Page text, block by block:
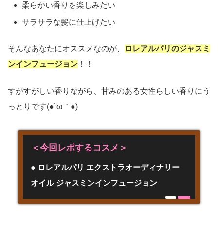
柔らかい香りを楽しみたい
サラサラな髪に仕上げたい
そんなあなたにオススメなのが、
ロレアルパリのジャスミ
ンインフュージョン ！！
すがすがしい香りながら、甘みのある女性らしい香りにう
っとりです(●´ω｀●)
＜今回レポするコスメ＞
● ロレアルパリ エクストラオーディナリー
オイル ジャスミンインフュージョン